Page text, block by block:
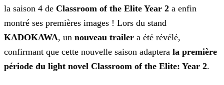
la saison 4 de Classroom of the Elite Year 2 a enfin
montré ses premières images ! Lors du stand
KADOKAWA, un nouveau trailer a été révélé,
confirmant que cette nouvelle saison adaptera la première
période du light novel Classroom of the Elite: Year 2.